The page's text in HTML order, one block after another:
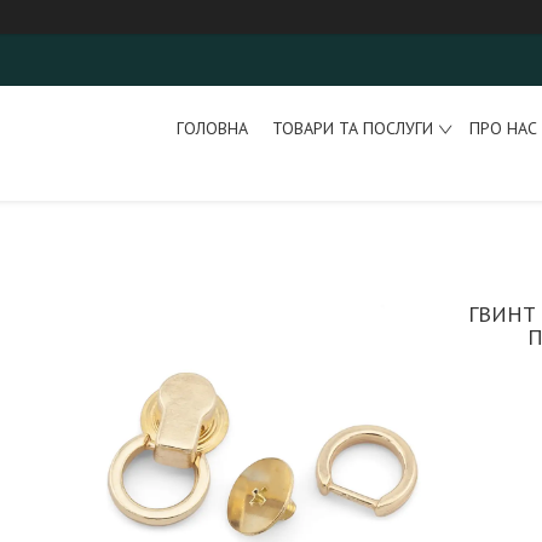
ГОЛОВНА ТОВАРИ ТА ПОСЛУГИ ПРО НАС
ГВИНТ